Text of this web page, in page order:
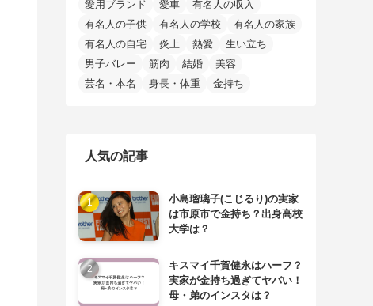
愛用ブランド
愛車
有名人の収入
有名人の子供
有名人の学校
有名人の家族
有名人の自宅
炎上 熱愛
生い立ち
男子バレー
筋肉 結婚
美容
芸名・本名
身長・体重 金持ち
人気の記事
小島瑠璃子(こじるり)の実家
は市原市で金持ち？出身高校
大学は？
キスマイ千賀健永はハーフ？
実家が金持ち過ぎてヤバい！
母・弟のインスタは？